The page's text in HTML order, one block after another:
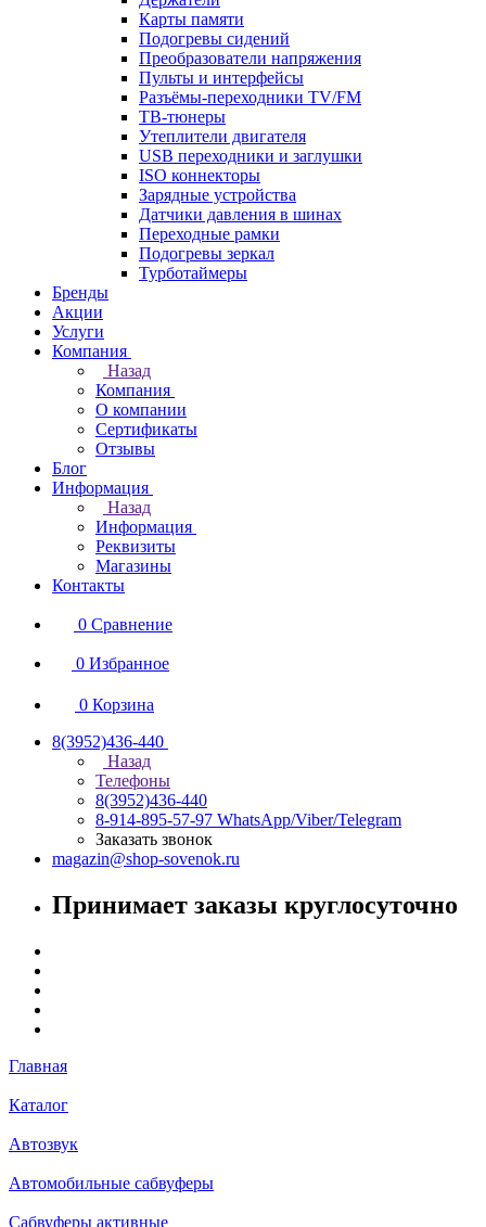
Карты памяти
Подогревы сидений
Преобразователи напряжения
Пульты и интерфейсы
Разъёмы-переходники TV/FM
ТВ-тюнеры
Утеплители двигателя
USB переходники и заглушки
ISO коннекторы
Зарядные устройства
Датчики давления в шинах
Переходные рамки
Подогревы зеркал
Турботаймеры
Бренды
Акции
Услуги
Компания
Назад
Компания
О компании
Сертификаты
Отзывы
Блог
Информация
Назад
Информация
Реквизиты
Магазины
Контакты
0 Сравнение
0 Избранное
0 Корзина
8(3952)436-440
Назад
Телефоны
8(3952)436-440
8-914-895-57-97 WhatsApp/Viber/Telegram
Заказать звонок
magazin@shop-sovenok.ru
Принимает заказы круглосуточно
Главная
Каталог
Автозвук
Автомобильные сабвуферы
Сабвуферы активные